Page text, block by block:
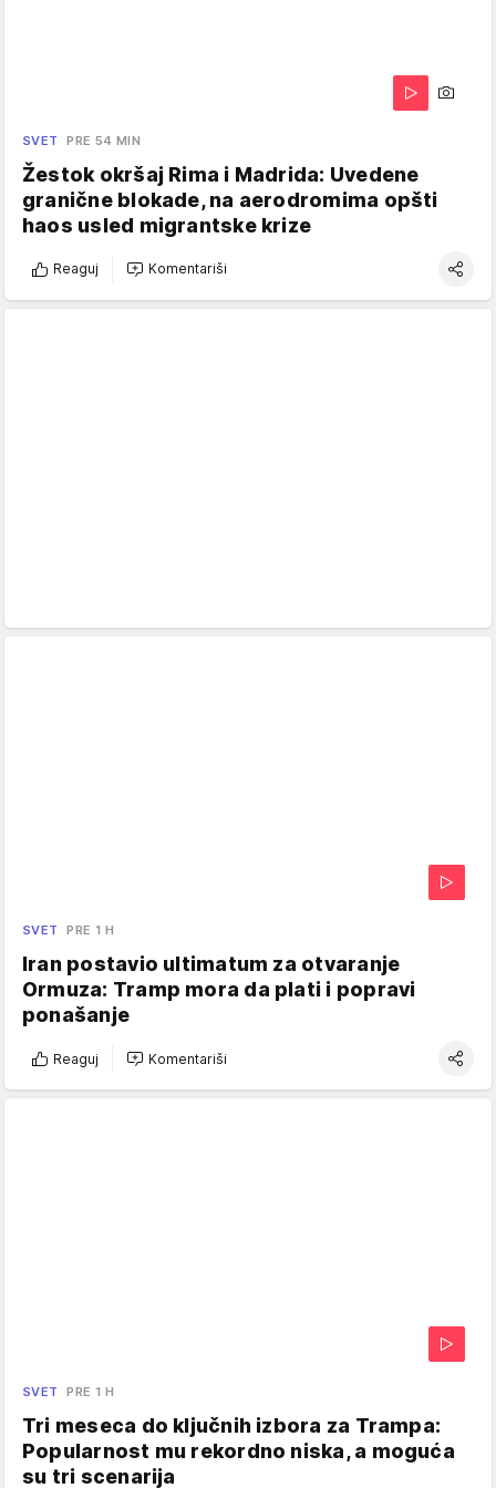
SVET PRE 54 MIN
Žestok okršaj Rima i Madrida: Uvedene
granične blokade, na aerodromima opšti
haos usled migrantske krize
Reaguj Komentariši
SVET PRE 1 H
Iran postavio ultimatum za otvaranje
Ormuza: Tramp mora da plati i popravi
ponašanje
Reaguj Komentariši
SVET PRE 1 H
Tri meseca do ključnih izbora za Trampa:
Popularnost mu rekordno niska, a moguća
su tri scenarija